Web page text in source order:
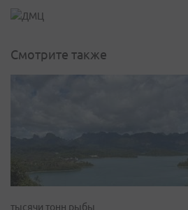
Смотрите также
тысячи тонн рыбы